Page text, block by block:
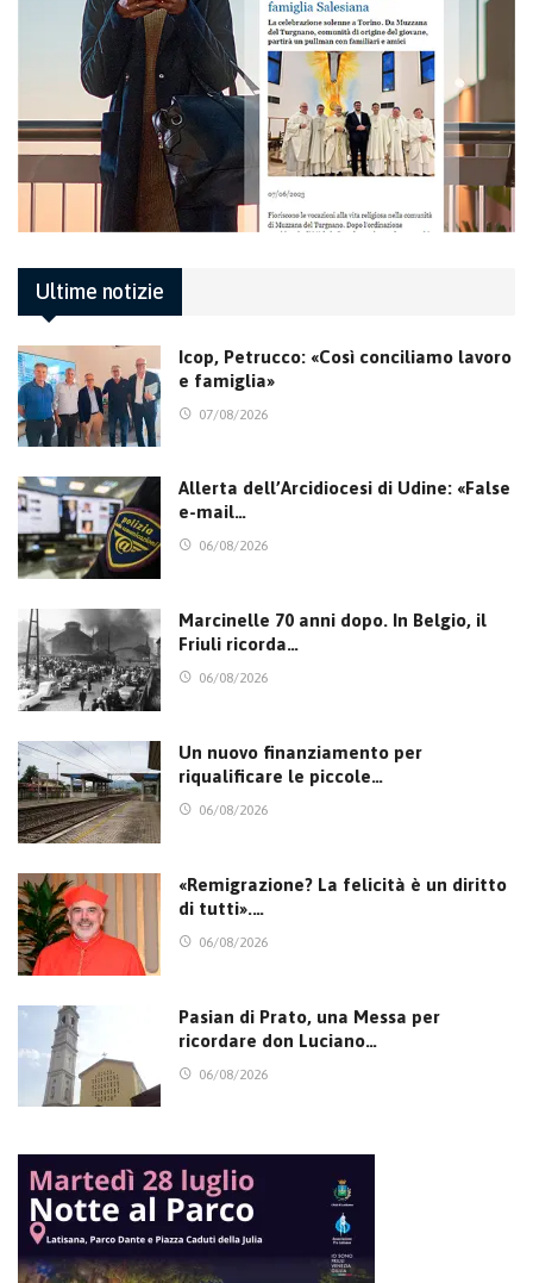
Ultime notizie
Icop, Petrucco: «Così conciliamo lavoro
e famiglia»
07/08/2026
Allerta dell’Arcidiocesi di Udine: «False
e-mail…
06/08/2026
Marcinelle 70 anni dopo. In Belgio, il
Friuli ricorda…
06/08/2026
Un nuovo finanziamento per
riqualificare le piccole…
06/08/2026
«Remigrazione? La felicità è un diritto
di tutti».…
06/08/2026
Pasian di Prato, una Messa per
ricordare don Luciano…
06/08/2026